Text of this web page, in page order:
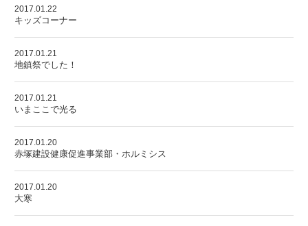
2017.01.22
キッズコーナー
2017.01.21
地鎮祭でした！
2017.01.21
いまここで光る
2017.01.20
赤塚建設健康促進事業部・ホルミシス
2017.01.20
大寒